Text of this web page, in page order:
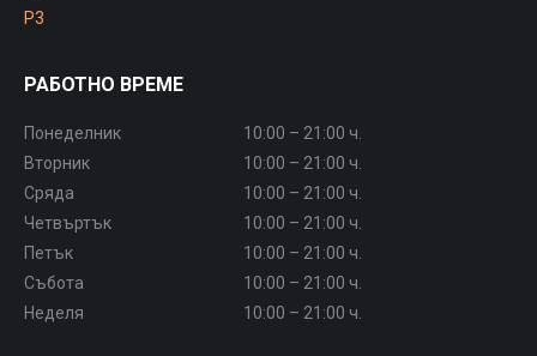
P3
РАБОТНО ВРЕМЕ
Понеделник
10:00 – 21:00 ч.
Вторник
10:00 – 21:00 ч.
Сряда
10:00 – 21:00 ч.
Четвъртък
10:00 – 21:00 ч.
Петък
10:00 – 21:00 ч.
Събота
10:00 – 21:00 ч.
Неделя
10:00 – 21:00 ч.